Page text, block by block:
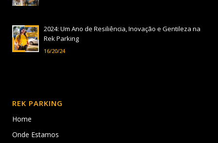
2024: Um Ano de Resiliência, Inovação e Gentileza na
Rek Parking
16/20/24
REK PARKING
Home
Onde Estamos